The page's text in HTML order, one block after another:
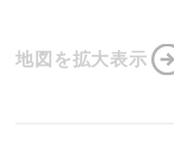
地図を拡大表示